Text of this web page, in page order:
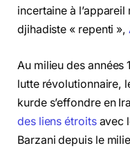
incertaine à
djihadiste « repenti »,
Au milieu des années
lutte révolutionnaire,
kurde s’effondre en
des liens étroitsavec
Barzani depuis le